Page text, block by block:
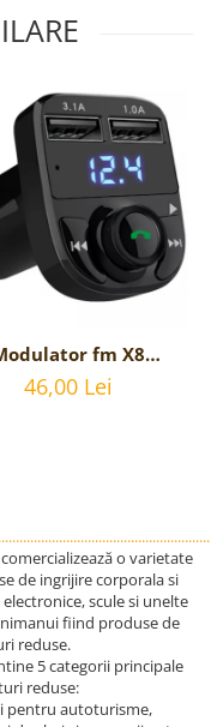
fm X8
bluetooth 5.0 cu
modulator
46,00 Lei
o varietate
de ingrijire corporala si
scule si unelte
fiind produse de
reduse.
5 categorii principale
reduse:
pentru autoturisme,